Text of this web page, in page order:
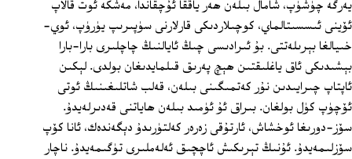
يەرگە چۈشۈپ، شامال بىلەن ھەر ياققا ئۇچقاندا، مەشكە ئوت قالاپ
ئۆينى ئىسسىتالماي، كوچىلاردىكى قارلارنى سۈپىرىپ يۈرۈپ، ئوي-
خىيالغا بېرىلەتتى. بۇ ئىرادىسى چىڭ ئايالنىڭ چاچلىرى بارا-بارا
بېشىدىكى ئاق ياغلىقتىن ھېچ پەرىق قىلمايدىغان بولدى. لېكىن
ئاپتاپ چىرايىدىن نۇر كەتمىگىنى بىلەن، قەلب شاتلىغىنىڭ ئوتى
ئۆچۈپ كۈل بولغان. بىراق ئۇ ئۈمىد بىلەن ھاياتنى قەدىرلەيدۇ.
سۆز-دورىغا ئوخشاش، ئارتۇقى زەرەر كەلتۈرىدۇ دېگەندەك، ئانا كۆپ
سۆزلىمەيدۇ. ئۇنىڭ تېرىكىش ئاچچىق ئەلەملىرى تۈگىمەيدۇ. ناچار